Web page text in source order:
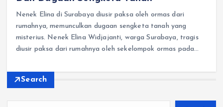
Nenek Elina di Surabaya diusir paksa oleh ormas dari
rumahnya, memunculkan dugaan sengketa tanah yang
misterius. Nenek Elina Widjajanti, warga Surabaya, tragis
diusir paksa dari rumahnya oleh sekelompok ormas pada…
Search